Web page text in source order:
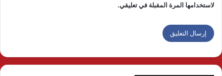
لاستخدامها المرة المقبلة في تعليقي.